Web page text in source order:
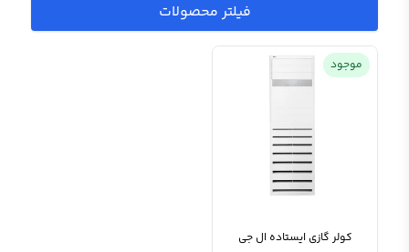
فیلتر محصولات
موجود
کولر گازی ایستاده ال جی